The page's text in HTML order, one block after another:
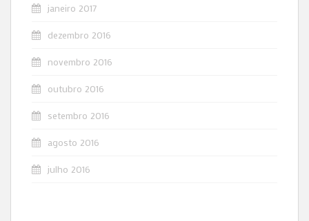
janeiro 2017
dezembro 2016
novembro 2016
outubro 2016
setembro 2016
agosto 2016
julho 2016